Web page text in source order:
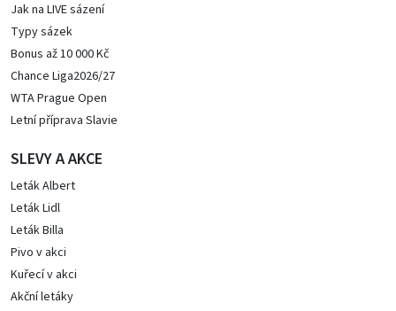
Jak na LIVE sázení
Typy sázek
Bonus až 10 000 Kč
Chance Liga2026/27
WTA Prague Open
Letní příprava Slavie
SLEVY A AKCE
Leták Albert
Leták Lidl
Leták Billa
Pivo v akci
Kuřecí v akci
Akční letáky